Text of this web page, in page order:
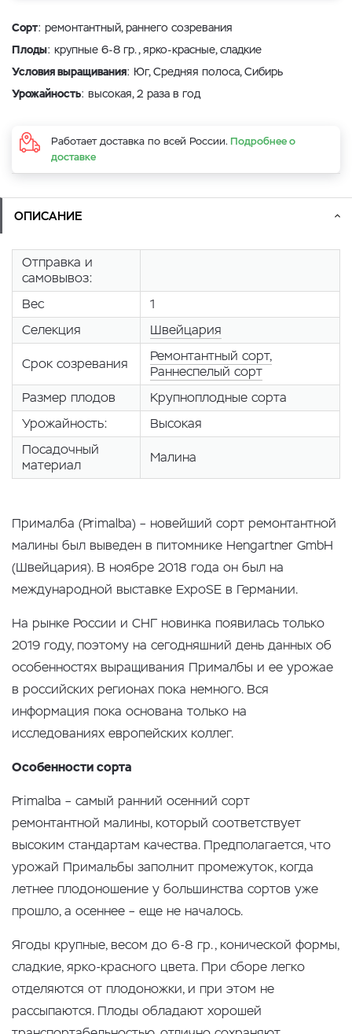
Сорт: ремонтантный, раннего созревания
Плоды: крупные 6-8 гр., ярко-красные, сладкие
Условия выращивания: Юг, Средняя полоса, Сибирь
Урожайность: высокая, 2 раза в год
Работает доставка по всей России. Подробнее о
доставке
ОПИСАНИЕ
Отправка и
самовывоз:
Вес
1
Селекция
Швейцария
Срок созревания
Ремонтантный сорт,
Раннеспелый сорт
Размер плодов
Крупноплодные сорта
Урожайность:
Высокая
Посадочный
материал
Малина
Прималба (Primalba) – новейший сорт ремонтантной
малины был выведен в питомнике Hengartner GmbH
(Швейцария). В ноябре 2018 года он был на
международной выставке ExpoSE в Германии.
На рынке России и СНГ новинка появилась только
2019 году, поэтому на сегодняшний день данных об
особенностях выращивания Прималбы и ее урожае
в российских регионах пока немного. Вся
информация пока основана только на
исследованиях европейских коллег.
Особенности сорта
Primalba – самый ранний осенний сорт
ремонтантной малины, который соответствует
высоким стандартам качества. Предполагается, что
урожай Примальбы заполнит промежуток, когда
летнее плодоношение у большинства сортов уже
прошло, а осеннее – еще не началось.
Ягоды крупные, весом до 6-8 гр., конической формы,
сладкие, ярко-красного цвета. При сборе легко
отделяются от плодоножки, и при этом не
рассыпаются. Плоды обладают хорошей